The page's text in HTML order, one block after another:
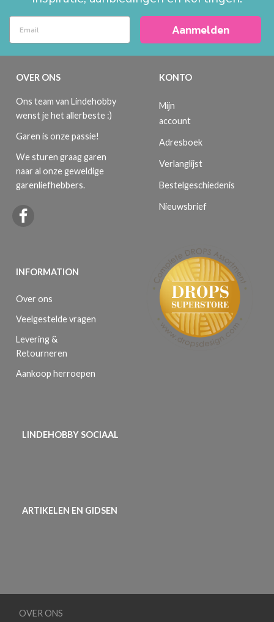
Aanmelden
OVER ONS
Ons team van Lindehobby
wenst je het allerbeste :)
Garen is onze passie!
We sturen graag garen
naar al onze geweldige
garenliefhebbers.
INFORMATION
Over ons
Veelgestelde vragen
Levering &
Retourneren
Aankoop herroepen
KONTO
Mijn
account
Adresboek
Verlanglijst
Bestelgeschiedenis
Nieuwsbrief
LINDEHOBBY SOCIAAL
ARTIKELEN EN GIDSEN
OVER ONS